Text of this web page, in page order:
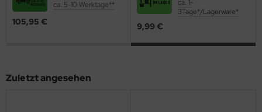
ca. 5-10 Werktage**
105,95 €
ca. 1-
3Tage*/Lagerware*
9,99 €
Zuletzt angesehen